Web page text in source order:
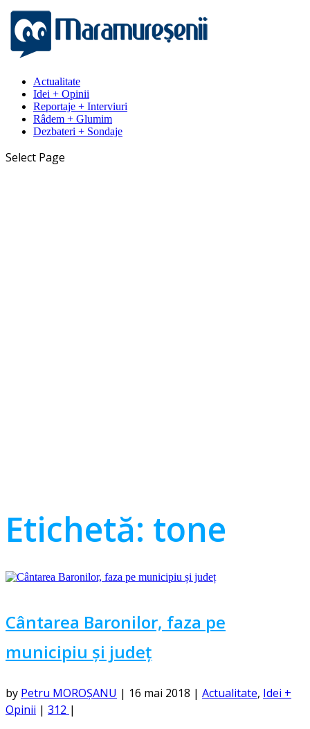
Actualitate
Idei + Opinii
Reportaje + Interviuri
Râdem + Glumim
Dezbateri + Sondaje
Select Page
Etichetă: tone
Cântarea Baronilor, faza pe
municipiu și județ
by Petru MOROȘANU | 16 mai 2018 | Actualitate, Idei +
Opinii | 312 |